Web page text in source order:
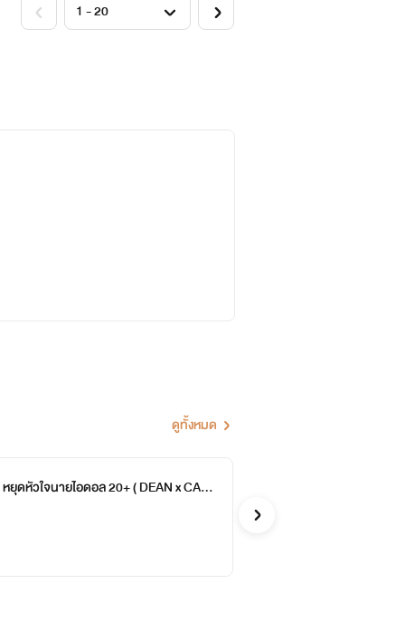
ดูทั้งหมด
ยุดหัวใจนายไอดอล 20+ ( DEAN x CARA